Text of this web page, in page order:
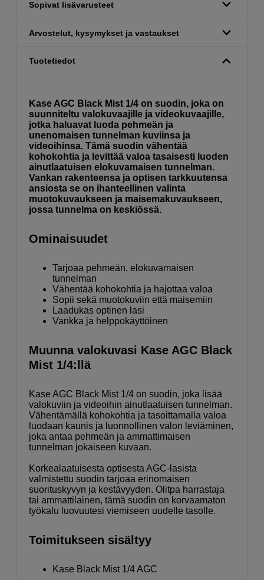
Sopivat lisävarusteet
Arvostelut, kysymykset ja vastaukset
Tuotetiedot
Kase AGC Black Mist 1/4 on suodin, joka on
suunniteltu valokuvaajille ja videokuvaajille,
jotka haluavat luoda pehmeän ja
unenomaisen tunnelman kuviinsa ja
videoihinsa. Tämä suodin vähentää
kohokohtia ja levittää valoa tasaisesti luoden
ainutlaatuisen elokuvamaisen tunnelman.
Vankan rakenteensa ja optisen tarkkuutensa
ansiosta se on ihanteellinen valinta
muotokuvaukseen ja maisemakuvaukseen,
jossa tunnelma on keskiössä.
Ominaisuudet
Tarjoaa pehmeän, elokuvamaisen
tunnelman
Vähentää kohokohtia ja hajottaa valoa
Sopii sekä muotokuviin että maisemiin
Laadukas optinen lasi
Vankka ja helppokäyttöinen
Muunna valokuvasi Kase AGC Black
Mist 1/4:llä
Kase AGC Black Mist 1/4 on suodin, joka lisää
valokuviin ja videoihin ainutlaatuisen tunnelman.
Vähentämällä kohokohtia ja tasoittamalla valoa
luodaan kaunis ja luonnollinen valon leviäminen,
joka antaa pehmeän ja ammattimaisen
tunnelman jokaiseen kuvaan.
Korkealaatuisesta optisesta AGC-lasista
valmistettu suodin tarjoaa erinomaisen
suorituskyvyn ja kestävyyden. Olitpa harrastaja
tai ammattilainen, tämä suodin on korvaamaton
työkalu luovuutesi viemiseen uudelle tasolle.
Toimitukseen sisältyy
Kase Black Mist 1/4 AGC